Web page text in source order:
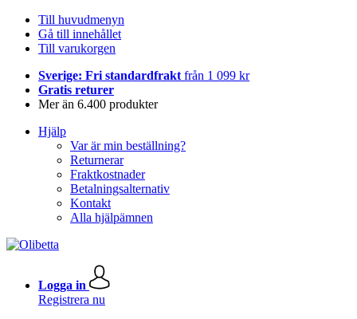
Till huvudmenyn
Gå till innehållet
Till varukorgen
Sverige: Fri standardfrakt från 1 099 kr
Gratis returer
Mer än 6.400 produkter
Hjälp
Var är min beställning?
Returnerar
Fraktkostnader
Betalningsalternativ
Kontakt
Alla hjälpämnen
Logga in
Registrera nu